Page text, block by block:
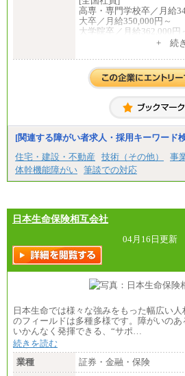
高専・専門学校卒／月給
大卒／月給350,000円～
大学院卒／月給362,000円～
[地域社員]月給295,000円～
【正社員】
[全国社員]月給348,000円
[地域社員]月給295,000円
【契約社員】月給200,000
+ 続
[関連する障がい者求人・採用キーワード
住宅・建設・不動産
技術（その他）
事
体幹機能障がい 筆談での対応
日本生命保険相互会社
04月16日更新
日本生命では様々な強みをもった幅広い
のフィールドは多種多様です。障がいの
いかんなく発揮できる、“サポ…
続きを読む
業種
証券・金融・保険